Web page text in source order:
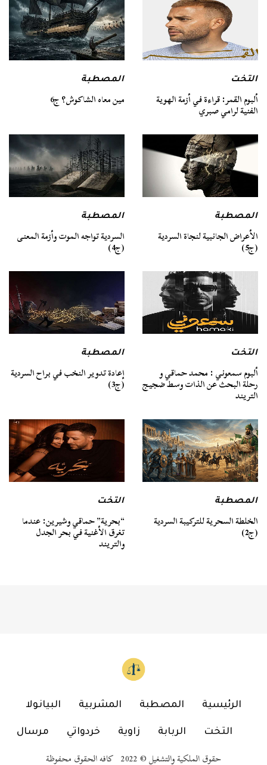
التخت
ألبوم القمر: قراءة في أزمة الهوية
الفنية لرامي صبري
المصطبة
مين معاه الشاكوش؟ ج6
المصطبة
الأعراض الجانبية لنجاة السردية
(ج5)
المصطبة
السردية تواجه الموت وأزمة المعنى
(ج4)
التخت
ألبوم سمعوني : محمد حماقي و
رحلة البحث عن الذات وسط ضجيج
التريند
المصطبة
إعادة تدوير النخب في براح السردية
(ج3)
المصطبة
الخلطة السحرية للتركيبة السردية
(ج2)
التخت
“بحرية” حماقي وشيرين: عندما
تغرق الأغنية في بحر الجدل
والتريند
الرئيسية المصطبة المشربية البيانولا
التخت الربابة زاوية خردواتي مرسال
حقوق الملكية والتشغيل © 2022 كافه الحقوق محفوظة